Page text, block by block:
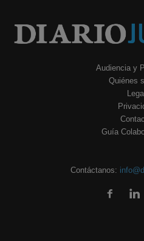
Audiencia y
Quiénes
Legal
Guía
Contáctanos: